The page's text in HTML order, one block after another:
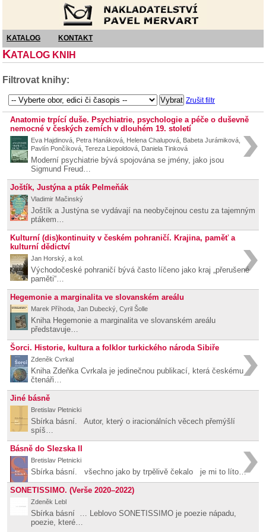
KATALOG KONTAKT
KATALOG KNIH
Filtrovat knihy:
Zrušit filtr
Anatomie trpící duše. Psychiatrie, psychologie a péče o duševně
nemocné v českých zemích v dlouhém 19. století
Eva Hajdinová, Petra Hanáková, Helena Chalupová, Babeta Jurámiková,
Pavlín Pončíková, Tereza Liepoldová, Daniela Tinková
Moderní psychiatrie bývá spojována se jmény, jako jsou
Sigmund Freud…
Joštík, Justýna a pták Pelmeňák
Vladimir Mačinský
Joštík a Justýna se vydávají na neobyčejnou cestu za tajemným
ptákem…
Kulturní (dis)kontinuity v českém pohraničí. Krajina, paměť a
kulturní dědictví
Jan Horský, a kol.
Východočeské pohraničí bývá často líčeno jako kraj „přerušené
paměti“…
Hegemonie a marginalita ve slovanském areálu
Marek Příhoda, Jan Dubecký, Cyril Šolle
Kniha Hegemonie a marginalita ve slovanském areálu
představuje…
Šorci. Historie, kultura a folklor turkického národa Sibiře
Zdeněk Cvrkal
Kniha Zdeňka Cvrkala je jedinečnou publikací, která českému
čtenáři…
Jiné básně
Bretislav Pletnicki
Sbírka básní. Autor, který o iracionálních věcech přemýšlí
spíš…
Básně do Slezska II
Bretislav Pletnicki
Sbírka básní. všechno jako by trpělivě čekalo je mi to líto…
SONETISSIMO. (Verše 2020–2022)
Zdeněk Lebl
Sbírka básní … Leblovo SONETISSIMO je poezie nápadu,
poezie, které…